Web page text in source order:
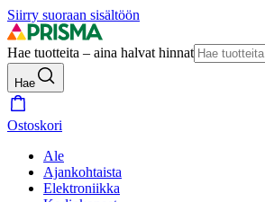
Siirry suoraan sisältöön
Hae tuotteita – aina halvat hinnat
Hae
Ostoskori
Ale
Ajankohtaista
Elektroniikka